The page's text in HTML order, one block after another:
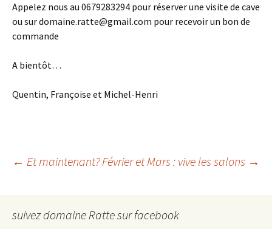
Appelez nous au 0679283294 pour réserver une visite de cave
ou sur domaine.ratte@gmail.com pour recevoir un bon de
commande
A bientôt…
Quentin, Françoise et Michel-Henri
Navigation
des
← Et maintenant?Février et Mars : vive les salons →
suivez domaine Ratte sur facebook